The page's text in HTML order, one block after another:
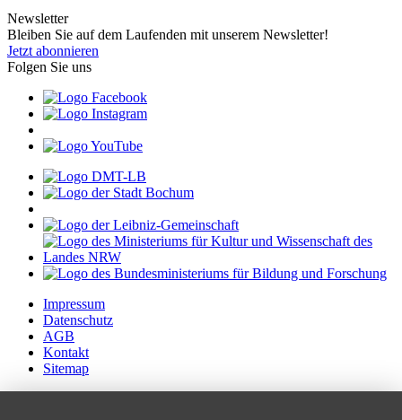
Newsletter
Bleiben Sie auf dem Laufenden mit unserem Newsletter!
Jetzt abonnieren
Folgen Sie uns
Impressum
Datenschutz
AGB
Kontakt
Sitemap